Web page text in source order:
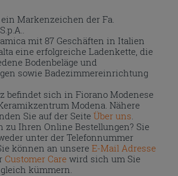
Markenzeichen der Fa.
mit 87 Geschäften in Italien
eine erfolgreiche Ladenkette, die
Bodenbeläge und
sowie Badezimmereinrichtung
befindet sich in Fiorano Modenese
Modena. Nähere
Sie auf der Seite Über uns
zu Ihren Online Bestellungen? Sie
unter der Telefonnummer
können an unsereE-Mail Adresse
Customer Care wird sich um Sie
kümmern.